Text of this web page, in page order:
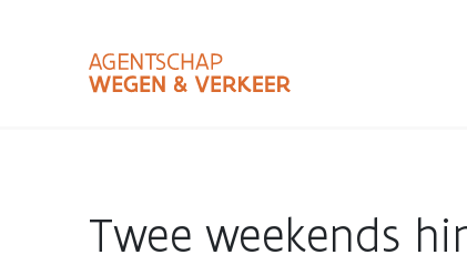
Zoekbalk
Twee weekends